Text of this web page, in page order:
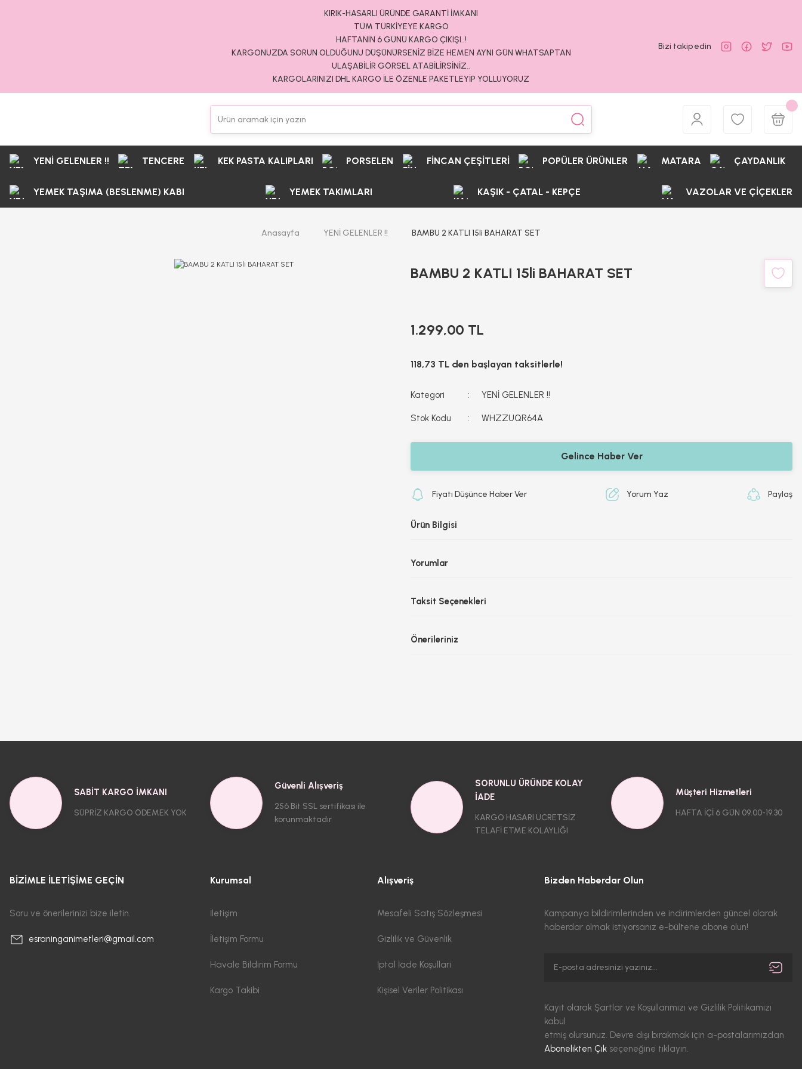
KIRIK-HASARLI ÜRÜNDE GARANTİ İMKANI
TÜM TÜRKİYEYE KARGO
HAFTANIN 6 GÜNÜ KARGO ÇIKIŞI..!
KARGONUZDA SORUN OLDUĞUNU DÜŞÜNÜRSENİZ BİZE HEMEN AYNI GÜN WHATSAPTAN
ULAŞABİLİR GÖRSEL ATABİLİRSİNİZ..
KARGOLARINIZI DHL KARGO İLE ÖZENLE PAKETLEYİP YOLLUYORUZ
Bizi takip edin
YENİ GELENLER !! TENCERE KEK PASTA KALIPLARI PORSELEN FİNCAN ÇEŞİTLERİ POPÜLER ÜRÜNLER MATARA ÇAYDANLIK
YEMEK TAŞIMA (BESLENME) KABI YEMEK TAKIMLARI KAŞIK - ÇATAL - KEPÇE VAZOLAR VE ÇİÇEKLER
Anasayfa YENİ GELENLER !! BAMBU 2 KATLI 15li BAHARAT SET
BAMBU 2 KATLI 15li BAHARAT SET
1.299,00 TL
118,73 TL den başlayan taksitlerle!
Kategori YENİ GELENLER !!
Stok Kodu WHZZUQR64A
Gelince Haber Ver
Fiyatı Düşünce Haber Ver Yorum Yaz Paylaş
Ürün Bilgisi
Yorumlar
Taksit Seçenekleri
Önerileriniz
SABİT KARGO İMKANI
SÜPRİZ KARGO ÖDEMEK YOK
Güvenli Alışveriş
256 Bit SSL sertifikası ile
korunmaktadır
SORUNLU ÜRÜNDE KOLAY
İADE
KARGO HASARI ÜCRETSİZ
TELAFİ ETME KOLAYLIĞI
Müşteri Hizmetleri
HAFTA İÇİ 6 GÜN 09.00-19.30
BİZİMLE İLETİŞİME GEÇİN
Soru ve önerilerinizi bize iletin.
esraninganimetleri@gmail.com
Kurumsal
İletişim
İletişim Formu
Havale Bildirim Formu
Kargo Takibi
Alışveriş
Mesafeli Satış Sözleşmesi
Gizlilik ve Güvenlik
İptal İade Koşullari
Kişisel Veriler Politikası
Bizden Haberdar Olun
Kampanya bildirimlerinden ve indirimlerden güncel olarak
haberdar olmak istiyorsanız e-bültene abone olun!
Kayıt olarak Şartlar ve Koşullarımızı ve Gizlilik Politikamızı
kabul
etmiş olursunuz. Devre dışı bırakmak için a-postalarımızdan
Abonelikten Çık seçeneğine tıklayın.